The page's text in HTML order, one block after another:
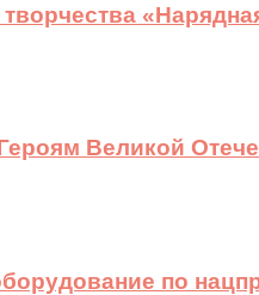
Великой
по